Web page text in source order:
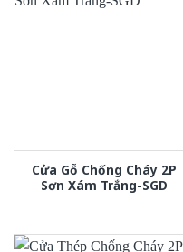
Cửa Gỗ Chống Cháy 2P
Sơn Xám Trắng-SGD